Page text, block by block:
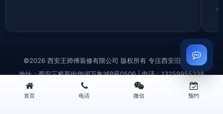
©2026 西安王师傅装修有限公司 版权所有 专注西安旧房翻新
地址：西安三桥新街华润万象城B座0506 | 电话：13259955338
西安旧房拆除|老房拆迁拆旧|砸墙铲墙|垃圾清运—王师傅装修
首页 电话 微信 预约